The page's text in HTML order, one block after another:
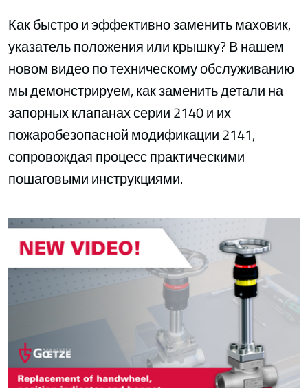
Как быстро и эффективно заменить маховик,
указатель положения или крышку? В нашем
новом видео по техническому обслуживанию
мы демонстрируем, как заменить детали на
запорных клапанах серии 2140 и их
пожаробезопасной модификации 2141,
сопровождая процесс практическими
пошаговыми инструкциями.